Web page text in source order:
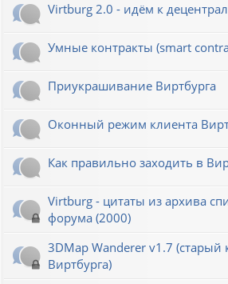
Virtburg 2.0 - идём к
Умные контракты (smart
Приукрашивание Виртбурга
Оконный режим клиента
Как правильно заходить в
Virtburg - цитаты из архива
форума (2000)
3DMap Wanderer v1.7 (старый
Виртбурга)